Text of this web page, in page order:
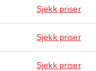
Sjekk priser
Sjekk priser
Sjekk priser